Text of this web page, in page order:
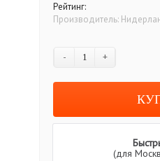
Рейтинг:
Производитель:
- +
(для